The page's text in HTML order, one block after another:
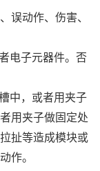
误动作、伤害、
电子元器件。否
中，或者用夹子
用夹子做固定处
扯等造成模块或
作。